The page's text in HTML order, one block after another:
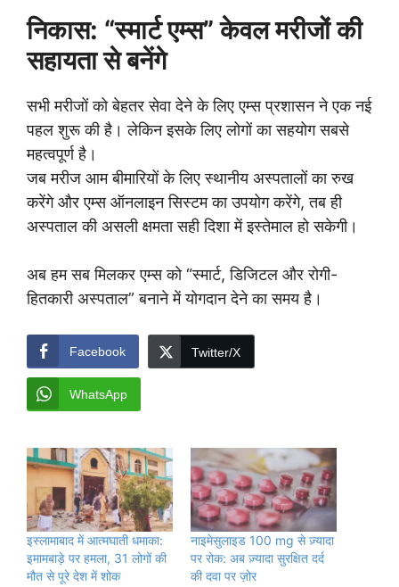
निकास: “स्मार्ट एम्स” केवल मरीजों की
सहायता से बनेंगे
सभी मरीजों को बेहतर सेवा देने के लिए एम्स प्रशासन ने एक नई
पहल शुरू की है। लेकिन इसके लिए लोगों का सहयोग सबसे
महत्वपूर्ण है।
जब मरीज आम बीमारियों के लिए स्थानीय अस्पतालों का रुख
करेंगे और एम्स ऑनलाइन सिस्टम का उपयोग करेंगे, तब ही
अस्पताल की असली क्षमता सही दिशा में इस्तेमाल हो सकेगी।
अब हम सब मिलकर एम्स को “स्मार्ट, डिजिटल और रोगी-
हितकारी अस्पताल” बनाने में योगदान देने का समय है।
Facebook Twitter/X
WhatsApp
इस्लामाबाद में आत्मघाती धमाका:
इमामबाड़े पर हमला, 31 लोगों की
मौत से पूरे देश में शोक
नाइमेसुलाइड 100 mg से ज़्यादा
पर रोक: अब ज़्यादा सुरक्षित दर्द
की दवा पर ज़ोर